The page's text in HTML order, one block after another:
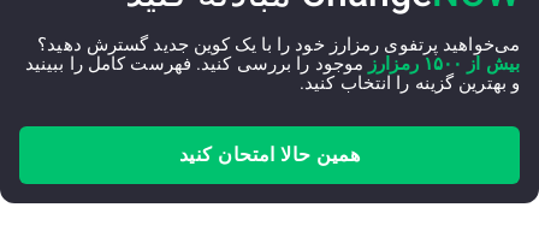
می‌خواهید پرتفوی رمزارز خود را با یک کوین جدید گسترش دهید؟
بیش از ۱۵۰۰ رمزارز
موجود را بررسی کنید. فهرست کامل را ببینید
و بهترین گزینه را انتخاب کنید.
همین حالا امتحان کنید